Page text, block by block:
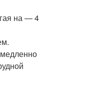
на — 4